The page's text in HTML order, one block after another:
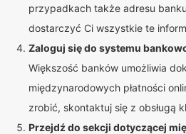
przypadkach także adresu
dostarczyć Ci wszystkie te
Zaloguj się do systemu
Większość banków umożliwia
międzynarodowych płatności
zrobić, skontaktuj się z obsługą
Przejdź do sekcji dotyczącej